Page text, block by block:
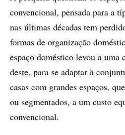
convencional, pensada para a
nas últimas décadas tem
formas de organização
espaço doméstico levou a uma
deste, para se adaptar à
casas com grandes espaços,
ou segmentados, a um custo
convencional.